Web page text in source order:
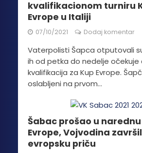
kvalifikacionom turniru
Evrope u Italiji
07/10/2021 Dodaj komentar
Vaterpolisti Šapca otputovali
ih od petka do nedelje očekuje
kvalifikacija za Kup Evrope.
oslabljeni na prvom...
Šabac prošao u
Evrope, Vojvodina
evropsku priču